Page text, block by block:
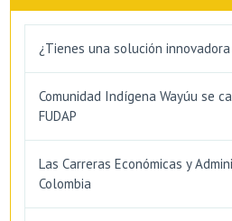
¿Tienes una solución
Comunidad Indígena Wayúu se
FUDAP
Las Carreras Económicas y
Colombia